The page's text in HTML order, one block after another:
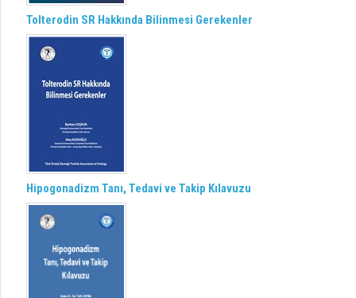
Tolterodin SR Hakkında Bilinmesi Gerekenler
Hipogonadizm Tanı, Tedavi ve Takip Kılavuzu